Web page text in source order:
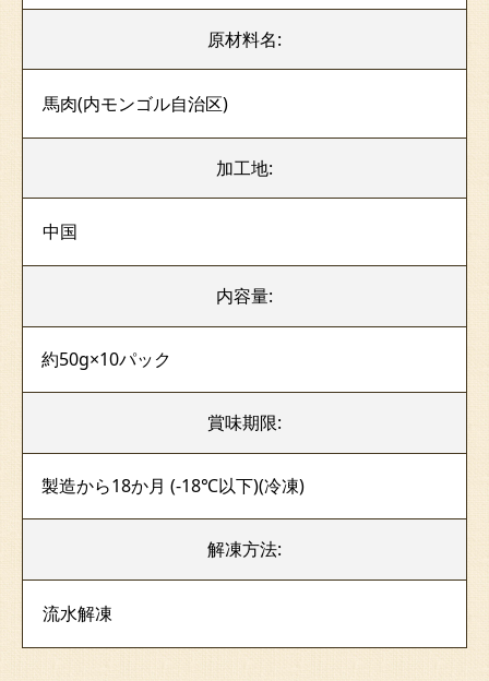
原材料名:
馬肉(内モンゴル自治区)
加工地:
中国
内容量:
約50g×10パック
賞味期限:
製造から18か月 (-18℃以下)(冷凍)
解凍方法:
流水解凍